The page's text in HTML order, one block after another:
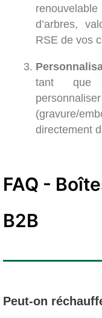
d’arbres,
RSE de vos
tant que
(gravure/
directement
FAQ -
B2B
Peut-on